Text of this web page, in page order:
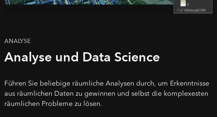
ANALYSE
Analyse und Data Science
Führen Sie beliebige räumliche Analysen durch, um Erkenntnisse
aus räumlichen Daten zu gewinnen und selbst die komplexesten
räumlichen Probleme zu lösen.